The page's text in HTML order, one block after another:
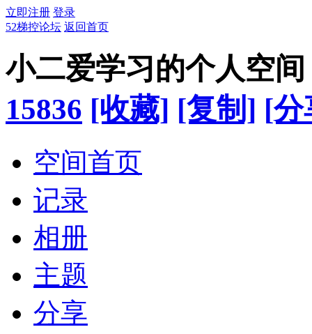
立即注册 登录
52梯控论坛 返回首页
小二爱学习的个人空间
15836 [收藏] [复制] [分
空间首页
记录
相册
主题
分享